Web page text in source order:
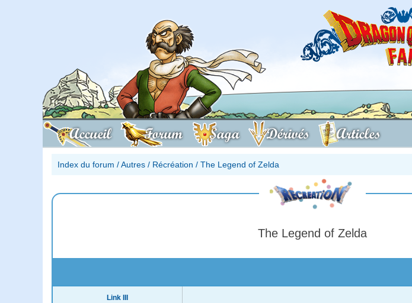
Accueil Forum Saga Dérivés Articles
Index du forum /Autres / Récréation / The Legend of Zelda
The Legend of Zelda
Link III